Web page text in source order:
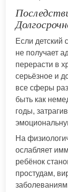
Если детский
не получает
перерасти в
серьёзное и
все сферы
быть как
годы,
На
ослабляет
ребёнок
простудам,